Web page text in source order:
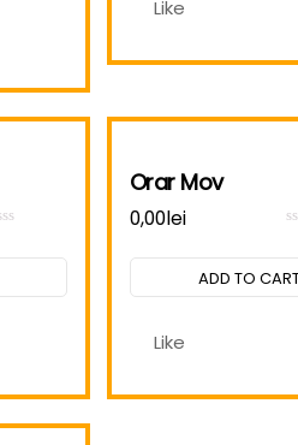
Like
Orar Mov
of
5
0,00lei
ADD TO
Like